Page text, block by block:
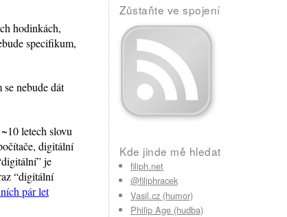
hodinkách,
specifikum,
nebude dát
letech slovu
digitální
je
“digitální
pár let
Zůstaňte ve spojení
Kde jinde mě hledat
filiph.net
@filiphracek
Vasil.cz (humor)
Philip Age (hudba)